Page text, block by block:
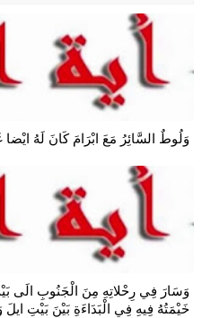
وَلُوطٌ السَّائِرُ مَعَ ابْرَامَ كَانَ لَهُ ايْضا
وَسَارَ فِي رِحْلاتِهِ مِنَ الْجَنُوبِ الَى
خَيْمَتُهُ فِيهِ فِي الْبَدَاءَةِ بَيْنَ بَيْتِ